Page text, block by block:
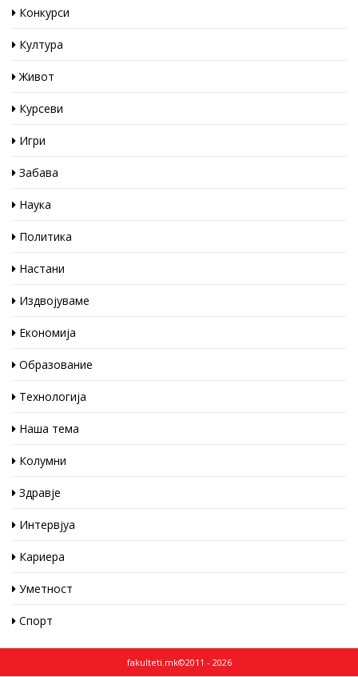
Конкурси
Култура
Живот
Курсеви
Игри
Забава
Наука
Политика
Настани
Издвојуваме
Економија
Образование
Технологија
Наша тема
Колумни
Здравје
Интервјуа
Кариера
Уметност
Спорт
fakulteti.mk©2011 - 2026